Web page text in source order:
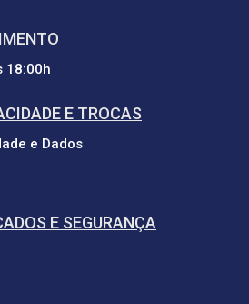
18:00h
E TROCAS
e Dados
E SEGURANÇA